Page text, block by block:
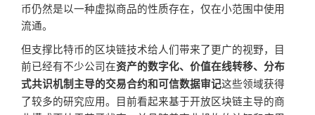
币仍然是以一种虚拟商品的性质存在，仅在小范围中使用
流通。
但支撑比特币的区块链技术给人们带来了更广的视野，目
前已经有不少公司在资产的数字化、价值在线转移、分布
式共识机制主导的交易合约和可信数据审记这些领域获得
了较多的研究应用。目前看起来基于开放区块链主导的商